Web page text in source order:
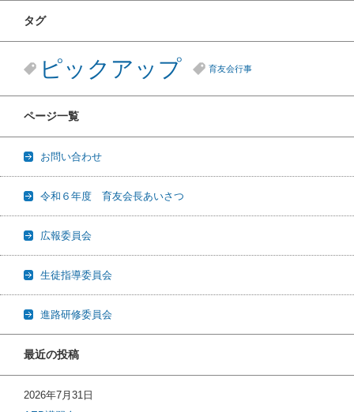
タグ
ピックアップ 育友会行事
ページ一覧
お問い合わせ
令和６年度 育友会長あいさつ
広報委員会
生徒指導委員会
進路研修委員会
最近の投稿
2026年7月31日